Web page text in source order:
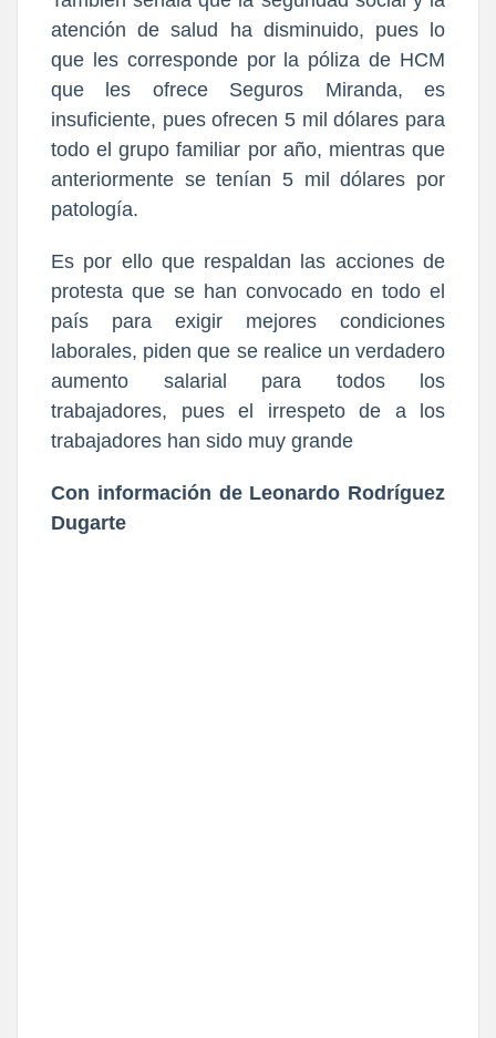
atención de salud ha disminuido, pues lo
que les corresponde por la póliza de HCM
que les ofrece Seguros Miranda, es
insuficiente, pues ofrecen 5 mil dólares para
todo el grupo familiar por año, mientras que
anteriormente se tenían 5 mil dólares por
patología.
Es por ello que respaldan las acciones de
protesta que se han convocado en todo el
país para exigir mejores condiciones
laborales, piden que se realice un verdadero
aumento salarial para todos los
trabajadores, pues el irrespeto de a los
trabajadores han sido muy grande
Con información de Leonardo Rodríguez
Dugarte